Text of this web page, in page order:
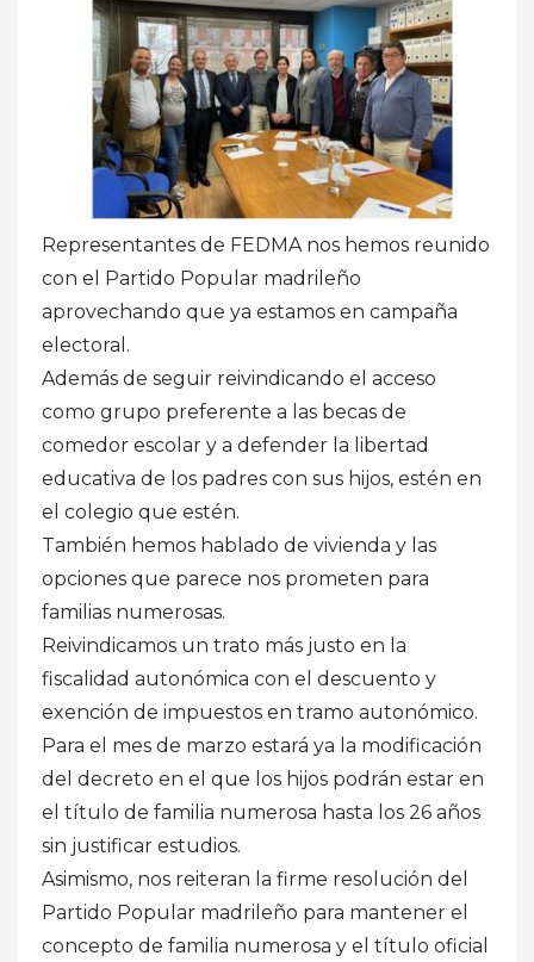
Representantes de FEDMA nos hemos reunido
con el Partido Popular madrileño
aprovechando que ya estamos en campaña
electoral.
Además de seguir reivindicando el acceso
como grupo preferente a las becas de
comedor escolar y a defender la libertad
educativa de los padres con sus hijos, estén en
el colegio que estén.
También hemos hablado de vivienda y las
opciones que parece nos prometen para
familias numerosas.
Reivindicamos un trato más justo en la
fiscalidad autonómica con el descuento y
exención de impuestos en tramo autonómico.
Para el mes de marzo estará ya la modificación
del decreto en el que los hijos podrán estar en
el título de familia numerosa hasta los 26 años
sin justificar estudios.
Asimismo, nos reiteran la firme resolución del
Partido Popular madrileño para mantener el
concepto de familia numerosa y el título oficial